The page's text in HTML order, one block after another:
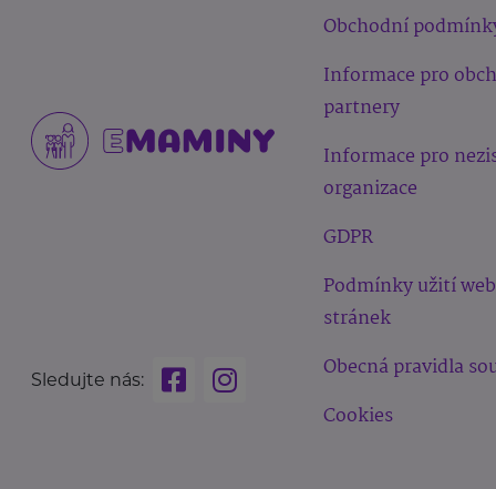
Sledujte nás:
Obchodní
Informace pro
partnery
Informace pro
organizace
GDPR
Podmínky užití
stránek
Obecná pravidla
Cookies